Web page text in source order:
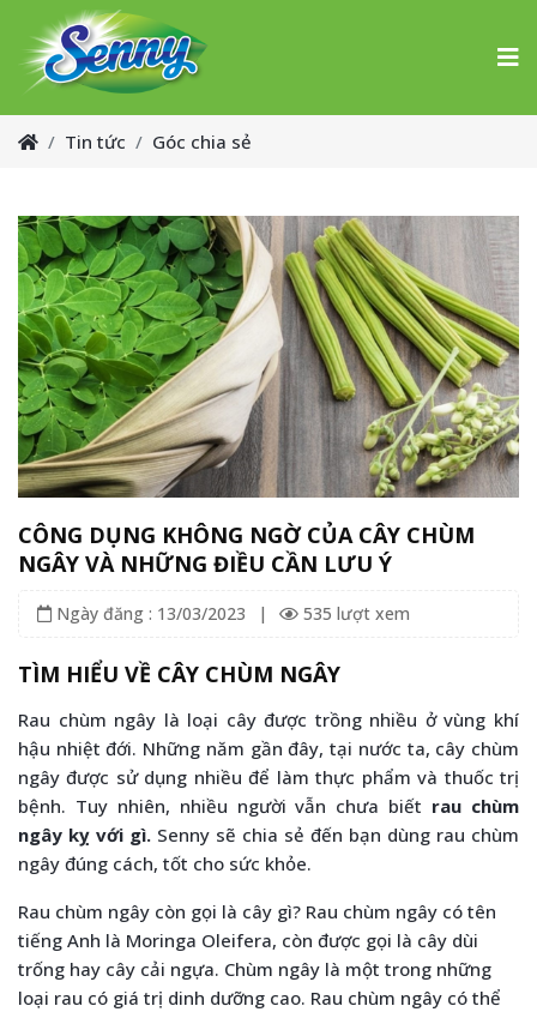
Tin tức Góc chia sẻ
CÔNG DỤNG KHÔNG NGỜ CỦA CÂY CHÙM
NGÂY VÀ NHỮNG ĐIỀU CẦN LƯU Ý
Ngày đăng : 13/03/2023 | 535 lượt xem
TÌM HIỂU VỀ CÂY CHÙM NGÂY
Rau chùm ngây là loại cây được trồng nhiều ở vùng khí
hậu nhiệt đới. Những năm gần đây, tại nước ta, cây chùm
ngây được sử dụng nhiều để làm thực phẩm và thuốc trị
bệnh. Tuy nhiên, nhiều người vẫn chưa biết rau chùm
ngây kỵ với gì. Senny sẽ chia sẻ đến bạn dùng rau chùm
ngây đúng cách, tốt cho sức khỏe.
Rau chùm ngây còn gọi là cây gì? Rau chùm ngây có tên
tiếng Anh là Moringa Oleifera, còn được gọi là cây dùi
trống hay cây cải ngựa. Chùm ngây là một trong những
loại rau có giá trị dinh dưỡng cao. Rau chùm ngây có thể